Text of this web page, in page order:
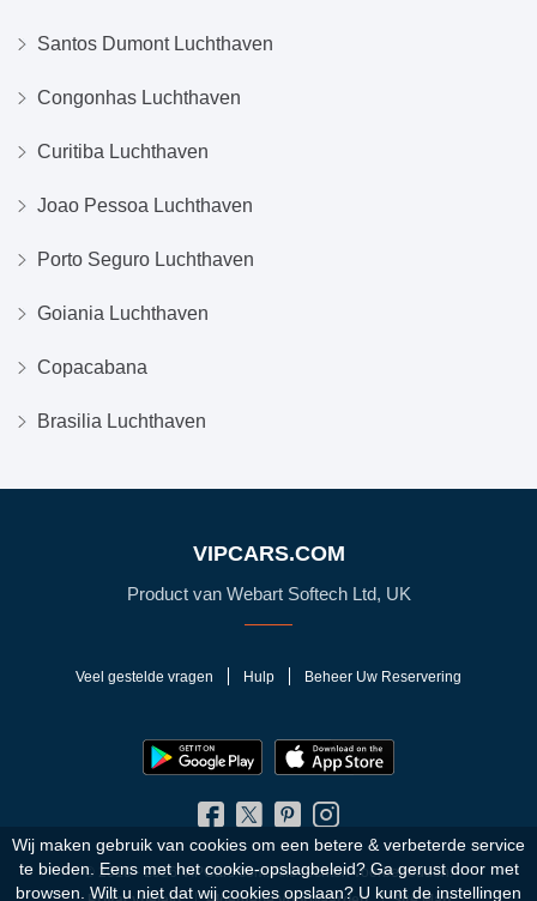
Santos Dumont Luchthaven
Congonhas Luchthaven
Curitiba Luchthaven
Joao Pessoa Luchthaven
Porto Seguro Luchthaven
Goiania Luchthaven
Copacabana
Brasilia Luchthaven
VIPCARS.COM
Product van Webart Softech Ltd, UK
Veel gestelde vragen Hulp Beheer Uw Reservering
© 2010 - 2026 VIPCars.com. Alle rechten voorbehouden.
Wij maken gebruik van cookies om een betere & verbeterde service
te bieden. Eens met het cookie-opslagbeleid?Ga gerust door met
browsen. Wilt u niet dat wij cookies opslaan? U kunt de instellingen